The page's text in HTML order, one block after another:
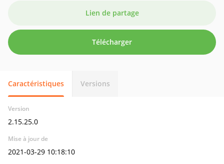
Lien de partage
Télécharger
Caractéristiques Versions
Version
2.15.25.0
Mise à jour de
2021-03-29 10:18:10